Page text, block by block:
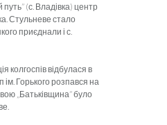
(с. Владівка) центр
Стульневе стало
приєднали і с.
колгоспів відбулася в
ім. Горького розпався на
„Батьківщина” було